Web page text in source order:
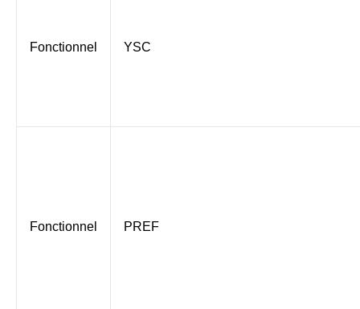
Fonctionnel YSC
Fonctionnel PREF